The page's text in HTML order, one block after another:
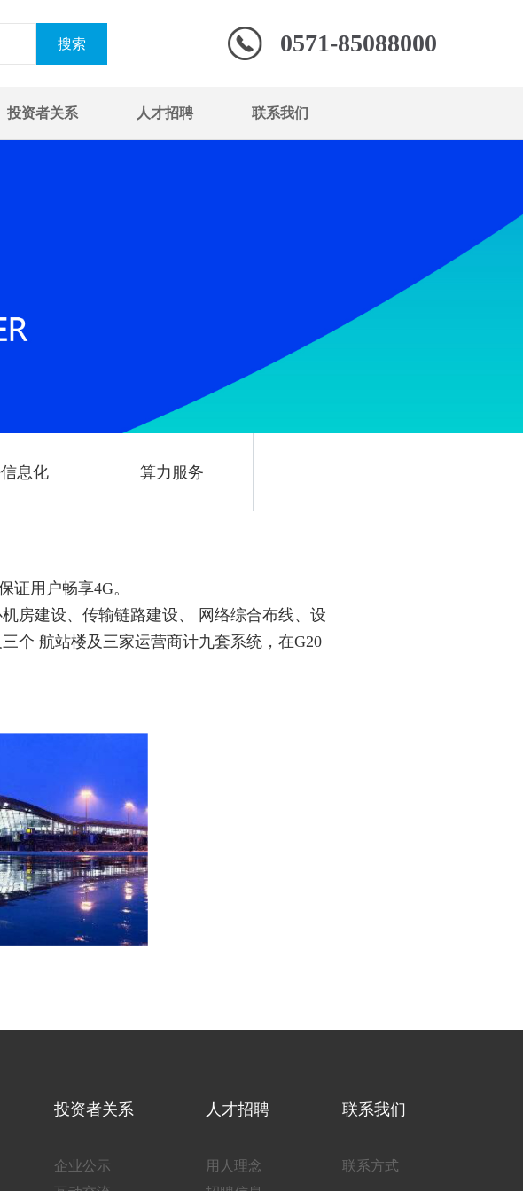
0571-85088000
投资者关系 人才招聘 联系我们
息化 算力服务
证用户畅享4G。
房建设、传输链路建设、 网络综合布线、设
个 航站楼及三家运营商计九套系统，在G20
投资者关系
企业公示
人才招聘
用人理念
联系我们
联系方式